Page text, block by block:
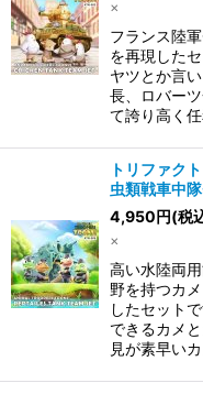
×
フランス陸
を再現した
ヤツとか言
長、ロバー
て誇り高く
トリファク
虫類戦車中
4,950円(税
×
高い水陸両
野を持つカ
したセット
できるカメ
見が素早い